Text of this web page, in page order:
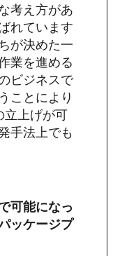
考え方があ
れています
が決めた一
業を進める
ビジネスで
ことにより
立上げが可
手法上でも
可能になっ
ッケージプ